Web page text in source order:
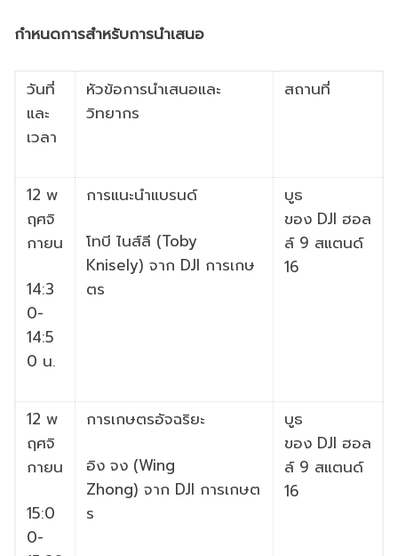
กำหนดการสำหรับการนำเสนอ
วันที่
และ
เวลา
หัวข้อการนำเสนอและ
วิทยากร
สถานที่
12 พ
ฤศจิ
กายน
14:3
0-
14:5
0 น.
การแนะนำแบรนด์
โทบี ไนส์ลี (Toby
Knisely) จาก DJI การเกษ
ตร
บูธ
ของ DJI ฮอล
ล์ 9 สแตนด์
16
12 พ
ฤศจิ
กายน
15:0
0-
การเกษตรอัจฉริยะ
อิง จง (Wing
Zhong) จาก DJI การเกษต
ร
บูธ
ของ DJI ฮอล
ล์ 9 สแตนด์
16